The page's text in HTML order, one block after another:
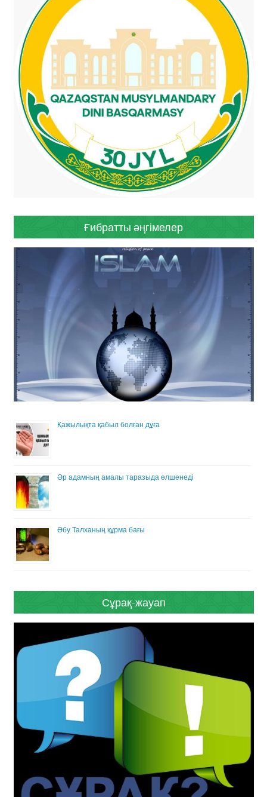
Ғибратты әңгімелер
Қажылықта қабыл болған дұға
Әр адамның амалы таразыда өлшенеді
Әбу Талханың құрма бағы
Сұрақ-жауап